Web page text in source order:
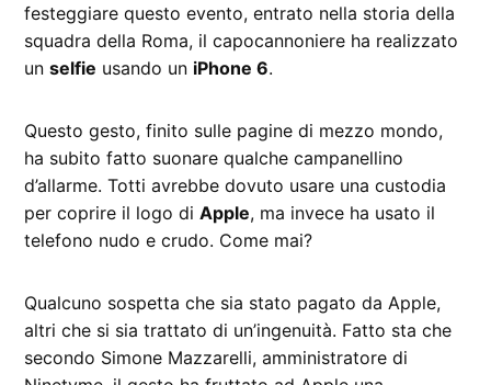
festeggiare questo evento, entrato nella storia della
squadra della Roma, il capocannoniere ha realizzato
unselfie usando un iPhone 6.
Questo gesto, finito sulle pagine di mezzo mondo,
ha subito fatto suonare qualche campanellino
d’allarme. Totti avrebbe dovuto usare una custodia
per coprire il logo diApple, ma invece ha usato il
telefono nudo e crudo. Come mai?
Qualcuno sospetta che sia stato pagato da Apple,
altri che si sia trattato di un’ingenuità. Fatto sta che
secondo Simone Mazzarelli, amministratore di